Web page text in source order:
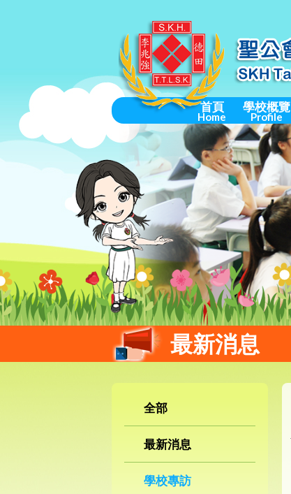
首頁
Home
學校概覽
Profile
最新消息
全部
最新消息
學校專訪